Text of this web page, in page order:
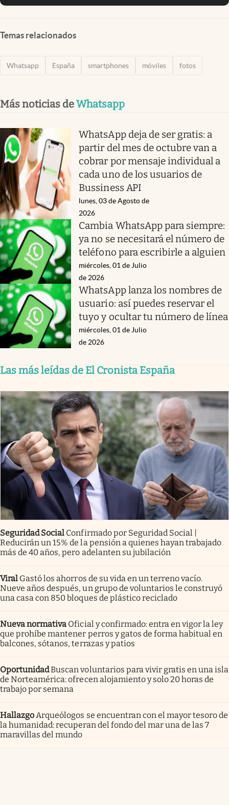
Temas relacionados
Whatsapp España smartphones móviles fotos
Más noticias deWhatsapp
WhatsApp deja de ser gratis: a
partir del mes de octubre van a
cobrar por mensaje individual a
cada uno de los usuarios de
Bussiness API
lunes, 03 de Agosto de
2026
Cambia WhatsApp para siempre:
ya no se necesitará el número de
teléfono para escribirle a alguien
miércoles, 01 de Julio
de 2026
WhatsApp lanza los nombres de
usuario: así puedes reservar el
tuyo y ocultar tu número de línea
miércoles, 01 de Julio
de 2026
Las más leídas de El Cronista España
Seguridad Social Confirmado por Seguridad Social |
Reducirán un 15% de la pensión a quienes hayan trabajado
más de 40 años, pero adelanten su jubilación
Viral Gastó los ahorros de su vida en un terreno vacío.
Nueve años después, un grupo de voluntarios le construyó
una casa con 850 bloques de plástico reciclado
Nueva normativa Oficial y confirmado: entra en vigor la ley
que prohíbe mantener perros y gatos de forma habitual en
balcones, sótanos, terrazas y patios
OportunidadBuscan voluntarios para vivir gratis en una isla
de Norteamérica: ofrecen alojamiento y solo 20 horas de
trabajo por semana
Hallazgo Arqueólogos se encuentran con el mayor tesoro de
la humanidad: recuperan del fondo del mar una de las 7
maravillas del mundo